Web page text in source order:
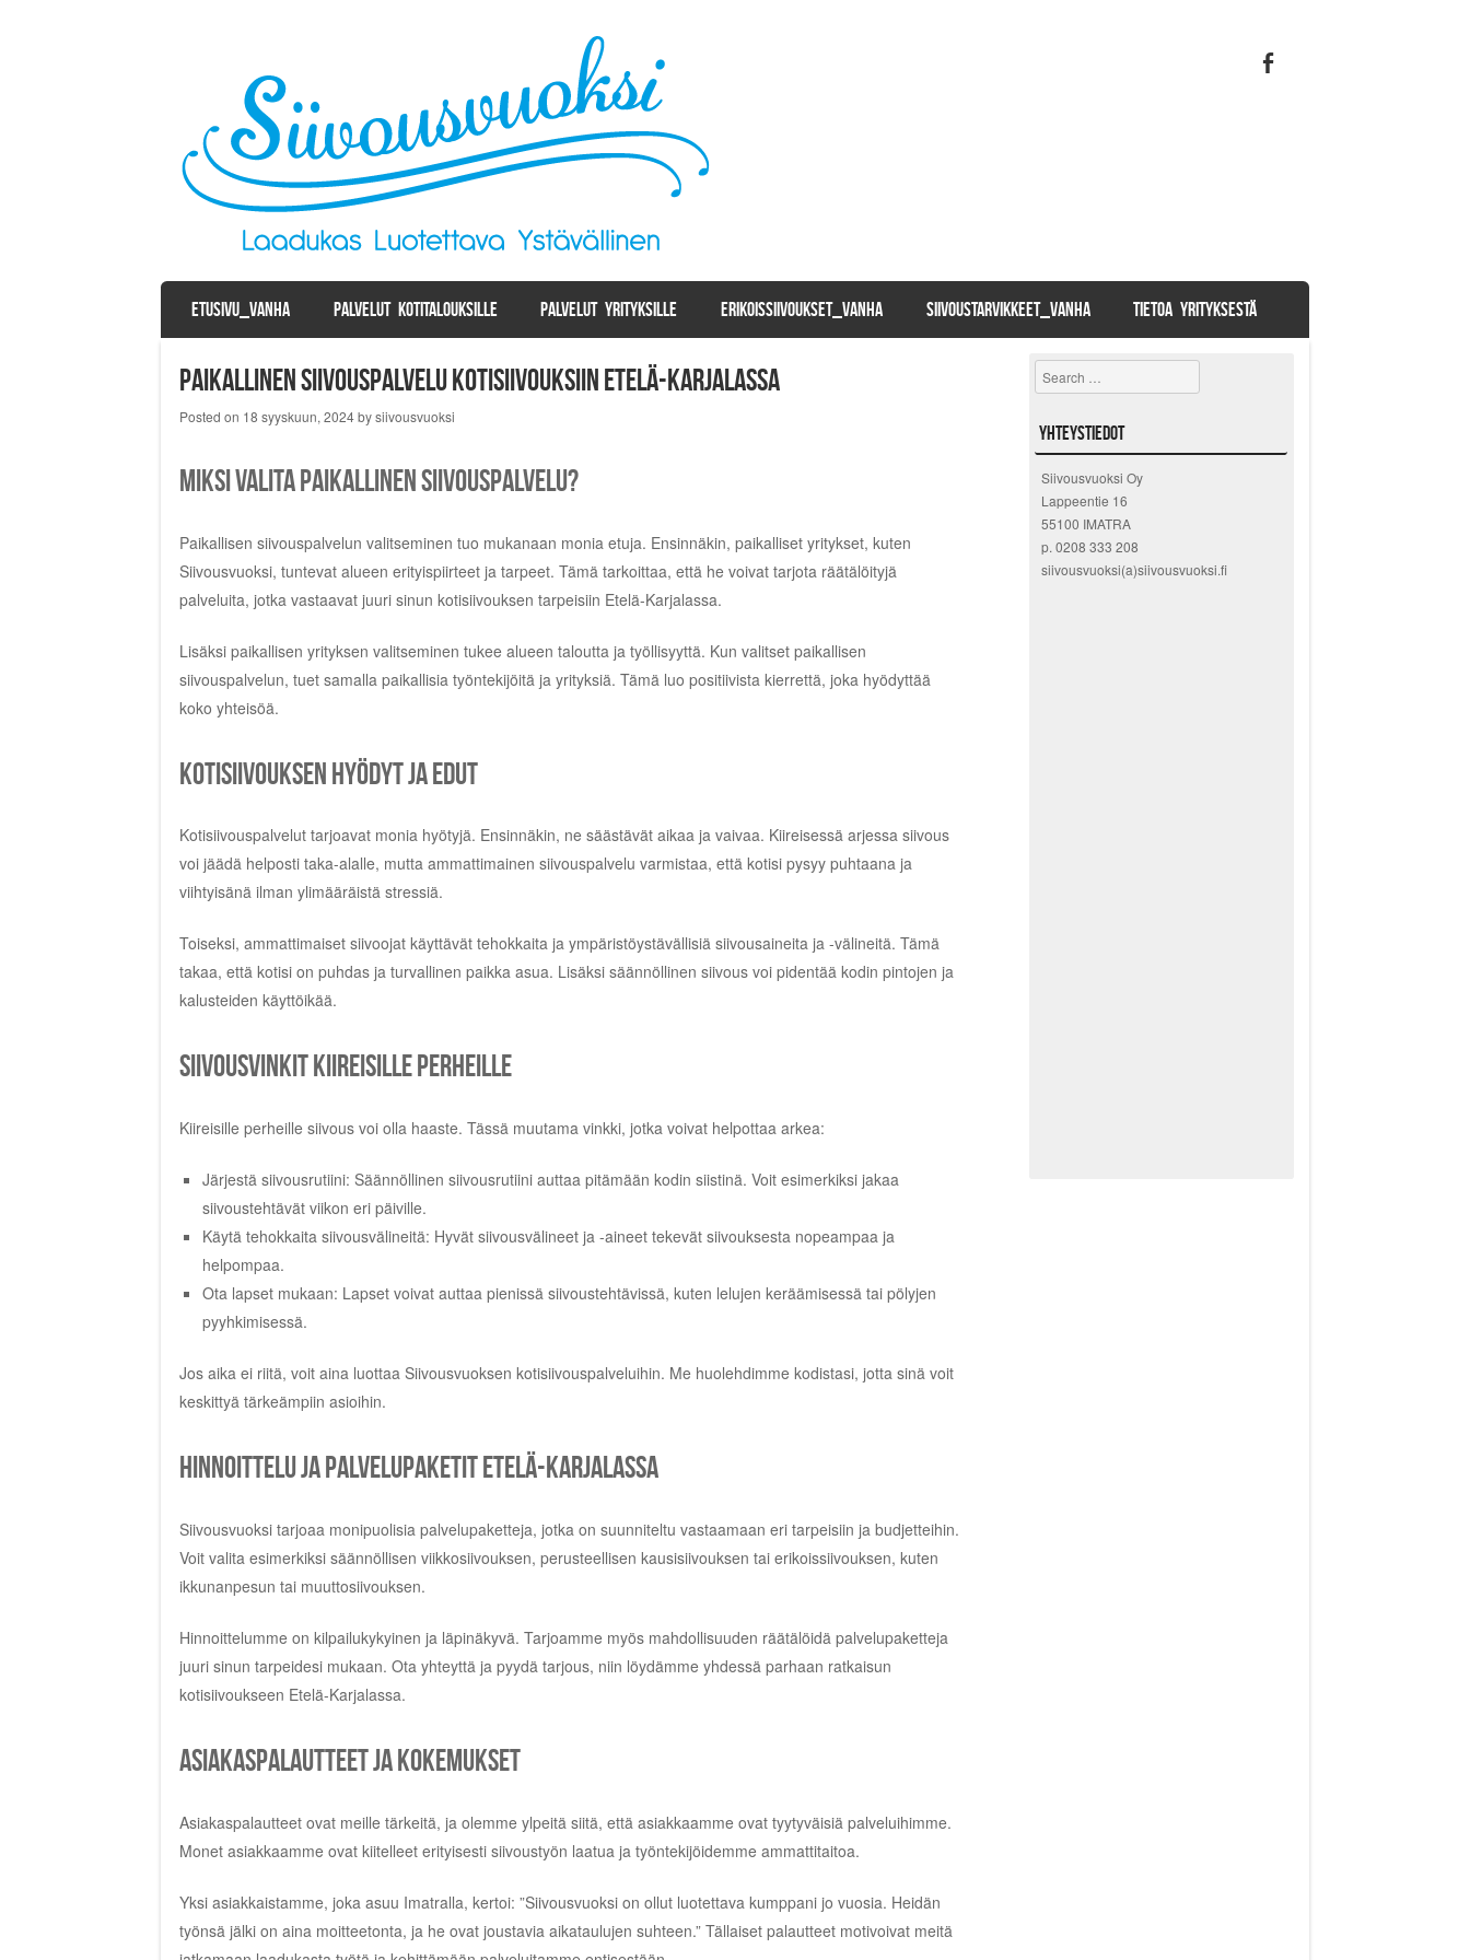
Menu
SKIP TO CONTENT
ETUSIVU_VANHA PALVELUT KOTITALOUKSILLE PALVELUT YRITYKSILLE ERIKOISSIIVOUKSET_VANHA SIIVOUSTARVIKKEET_VANHA TIETOA YRITYKSESTÄ
Paikallinen siivouspalvelu kotisiivouksiin Etelä-Karjalassa
Posted on 18 syyskuun, 2024bysiivousvuoksi
Miksi valita paikallinen siivouspalvelu?
Paikallisen siivouspalvelun valitseminen tuo mukanaan monia etuja. Ensinnäkin, paikalliset yritykset, kuten
Siivousvuoksi, tuntevat alueen erityispiirteet ja tarpeet. Tämä tarkoittaa, että he voivat tarjota räätälöityjä
palveluita, jotka vastaavat juuri sinun kotisiivouksen tarpeisiin Etelä-Karjalassa.
Lisäksi paikallisen yrityksen valitseminen tukee alueen taloutta ja työllisyyttä. Kun valitset paikallisen
siivouspalvelun, tuet samalla paikallisia työntekijöitä ja yrityksiä. Tämä luo positiivista kierrettä, joka hyödyttää
koko yhteisöä.
Kotisiivouksen hyödyt ja edut
Kotisiivouspalvelut tarjoavat monia hyötyjä. Ensinnäkin, ne säästävät aikaa ja vaivaa. Kiireisessä arjessa siivous
voi jäädä helposti taka-alalle, mutta ammattimainen siivouspalvelu varmistaa, että kotisi pysyy puhtaana ja
viihtyisänä ilman ylimääräistä stressiä.
Toiseksi, ammattimaiset siivoojat käyttävät tehokkaita ja ympäristöystävällisiä siivousaineita ja -välineitä. Tämä
takaa, että kotisi on puhdas ja turvallinen paikka asua. Lisäksi säännöllinen siivous voi pidentää kodin pintojen ja
kalusteiden käyttöikää.
Siivousvinkit kiireisille perheille
Kiireisille perheille siivous voi olla haaste. Tässä muutama vinkki, jotka voivat helpottaa arkea:
Järjestä siivousrutiini: Säännöllinen siivousrutiini auttaa pitämään kodin siistinä. Voit esimerkiksi jakaa
siivoustehtävät viikon eri päiville.
Käytä tehokkaita siivousvälineitä: Hyvät siivousvälineet ja -aineet tekevät siivouksesta nopeampaa ja
helpompaa.
Ota lapset mukaan: Lapset voivat auttaa pienissä siivoustehtävissä, kuten lelujen keräämisessä tai pölyjen
pyyhkimisessä.
Jos aika ei riitä, voit aina luottaa Siivousvuoksen kotisiivouspalveluihin. Me huolehdimme kodistasi, jotta sinä voit
keskittyä tärkeämpiin asioihin.
Hinnoittelu ja palvelupaketit Etelä-Karjalassa
Siivousvuoksi tarjoaa monipuolisia palvelupaketteja, jotka on suunniteltu vastaamaan eri tarpeisiin ja budjetteihin.
Voit valita esimerkiksi säännöllisen viikkosiivouksen, perusteellisen kausisiivouksen tai erikoissiivouksen, kuten
ikkunanpesun tai muuttosiivouksen.
Hinnoittelumme on kilpailukykyinen ja läpinäkyvä. Tarjoamme myös mahdollisuuden räätälöidä palvelupaketteja
juuri sinun tarpeidesi mukaan. Ota yhteyttä ja pyydä tarjous, niin löydämme yhdessä parhaan ratkaisun
kotisiivoukseen Etelä-Karjalassa.
Asiakaspalautteet ja kokemukset
Asiakaspalautteet ovat meille tärkeitä, ja olemme ylpeitä siitä, että asiakkaamme ovat tyytyväisiä palveluihimme.
Monet asiakkaamme ovat kiitelleet erityisesti siivoustyön laatua ja työntekijöidemme ammattitaitoa.
Yksi asiakkaistamme, joka asuu Imatralla, kertoi: ”Siivousvuoksi on ollut luotettava kumppani jo vuosia. Heidän
työnsä jälki on aina moitteetonta, ja he ovat joustavia aikataulujen suhteen.” Tällaiset palautteet motivoivat meitä
Search
Yhteystiedot
Siivousvuoksi Oy
Lappeentie 16
55100 IMATRA
p. 0208 333 208
siivousvuoksi(a)siivousvuoksi.fi